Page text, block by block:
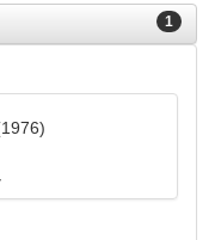
1
1976